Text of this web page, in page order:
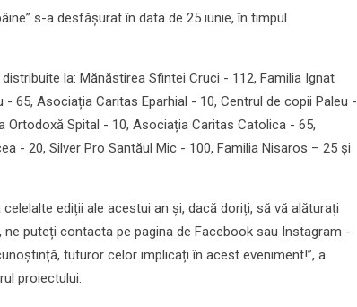
s-a desfășurat în data de 25 iunie, în timpul
la: Mănăstirea Sfintei Cruci - 112, Familia Ignat
65, Asociația Caritas Eparhial - 10, Centrul de copii Paleu -
Ortodoxă Spital - 10, Asociația Caritas Catolica - 65,
- 20, Silver Pro Santăul Mic - 100, Familia Nisaros – 25 și
ediții ale acestui an și, dacă doriți, să vă alăturați
puteți contacta pe pagina de Facebook sau Instagram -
tuturor celor implicați în acest eveniment!”, a
proiectului.